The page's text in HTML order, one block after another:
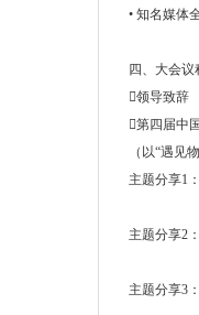
• 知名媒体
四、大会议
领导致辞
第四届中
（以“遇见
主题分享1
主题分享2
主题分享3